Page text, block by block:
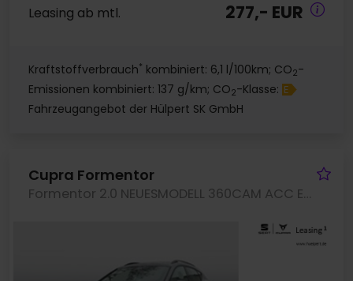
Leasing ab mtl. 277,- EUR
Kraftstoffverbrauch* kombiniert: 6,1 l/100km; CO2-
Emissionen kombiniert: 137 g/km; CO2-Klasse: E
Fahrzeugangebot der Hülpert SK GmbH
Cupra Formentor
Formentor 2.0 NEUESMODELL 360CAM ACC EKLAPPE NAVI